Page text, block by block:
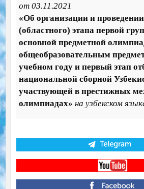
от 03.11.2021
«Об организации и
(областного) этапа первой
основной предметной
общеобразовательным
учебном году и первый этап
национальной сборной
участвующей в престижных
олимпиадах» на узбекском